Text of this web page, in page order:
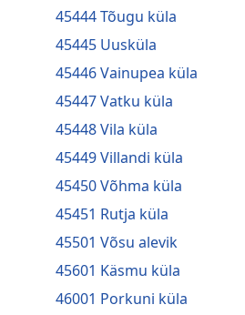
45444 Tõugu küla
45445 Uusküla
45446 Vainupea küla
45447 Vatku küla
45448 Vila küla
45449 Villandi küla
45450 Võhma küla
45451 Rutja küla
45501 Võsu alevik
45601 Käsmu küla
46001 Porkuni küla